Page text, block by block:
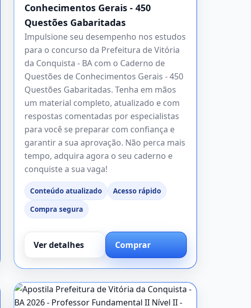
Conhecimentos Gerais - 450
Questões Gabaritadas
Impulsione seu desempenho nos estudos
para o concurso da Prefeitura de Vitória
da Conquista - BA com o Caderno de
Questões de Conhecimentos Gerais - 450
Questões Gabaritadas. Tenha em mãos
um material completo, atualizado e com
respostas comentadas por especialistas
para você se preparar com confiança e
garantir a sua aprovação. Não perca mais
tempo, adquira agora o seu caderno e
conquiste a sua vaga!
Conteúdo atualizado
Acesso rápido
Compra segura
Ver detalhes Comprar